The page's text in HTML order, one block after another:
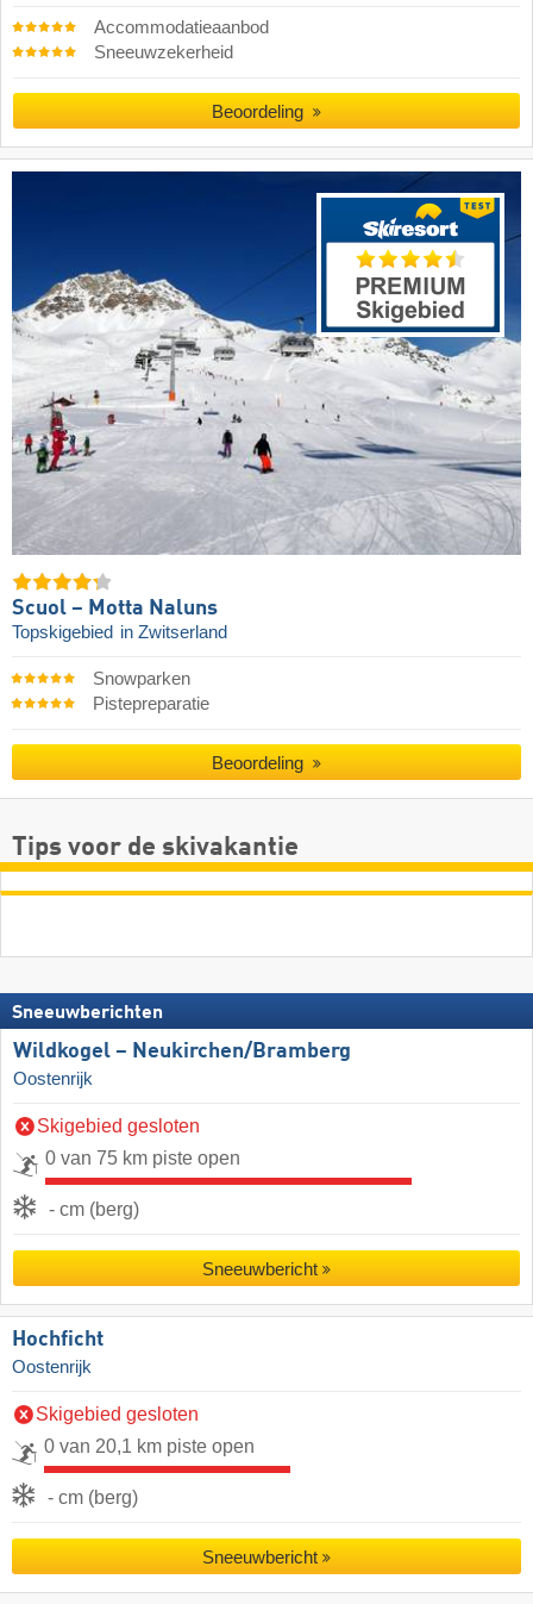
Accommodatieaanbod
Sneeuwzekerheid
Beoordeling
Scuol – Motta Naluns
Topskigebied in Zwitserland
Snowparken
Pistepreparatie
Beoordeling
Tips voor de skivakantie
Sneeuwberichten
Wildkogel – Neukirchen/​Bramberg
Oostenrijk
Skigebied gesloten
0 van 75 km piste open
- cm (berg)
Sneeuwbericht
Hochficht
Oostenrijk
Skigebied gesloten
0 van 20,1 km piste open
- cm (berg)
Sneeuwbericht